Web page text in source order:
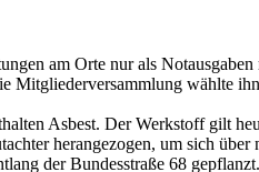
am Orte nur als
Mitgliederversammlung wählte
Asbest. Der Werkstoff gilt
herangezogen, um sich
der Bundesstraße 68